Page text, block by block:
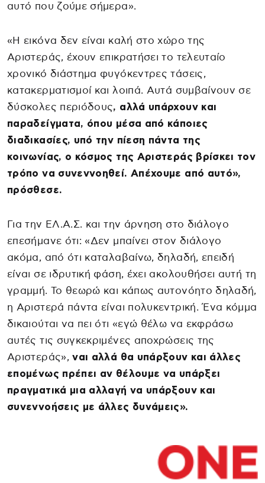
αυτό που ζούμε σήμερα».
«Η εικόνα δεν είναι καλή στο χώρο της
Αριστεράς, έχουν επικρατήσει το τελευταίο
χρονικό διάστημα φυγόκεντρες τάσεις,
κατακερματισμοί και λοιπά. Αυτά συμβαίνουν σε
δύσκολες περιόδους, αλλά υπάρχουν και
παραδείγματα, όπου μέσα από κάποιες
διαδικασίες, υπό την πίεση πάντα της
κοινωνίας, ο κόσμος της Αριστεράς βρίσκει τον
τρόπο να συνεννοηθεί. Απέχουμε από αυτό»,
πρόσθεσε.
Για την ΕΛ.Α.Σ. και την άρνηση στο διάλογο
επεσήμανε ότι: «Δεν μπαίνει στον διάλογο
ακόμα, από ότι καταλαβαίνω, δηλαδή, επειδή
είναι σε ιδρυτική φάση, έχει ακολουθήσει αυτή τη
γραμμή. Το θεωρώ και κάπως αυτονόητο δηλαδή,
η Αριστερά πάντα είναι πολυκεντρική. Ένα κόμμα
δικαιούται να πει ότι «εγώ θέλω να εκφράσω
αυτές τις συγκεκριμένες αποχρώσεις της
Αριστεράς»,ναι αλλά θα υπάρξουν και άλλες
επομένως πρέπει αν θέλουμε να υπάρξει
πραγματικά μια αλλαγή να υπάρξουν και
συνεννοήσεις με άλλες δυνάμεις».